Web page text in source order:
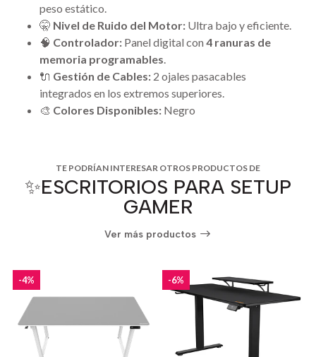
peso estático.
🤫 Nivel de Ruido del Motor: Ultra bajo y eficiente.
🧠 Controlador: Panel digital con 4 ranuras de
memoria programables.
🔌 Gestión de Cables: 2 ojales pasacables
integrados en los extremos superiores.
🎨 Colores Disponibles: Negro
TE PODRÍAN INTERESAR OTROS PRODUCTOS DE
✨ESCRITORIOS PARA SETUP
GAMER
Ver más productos
-4% -6%